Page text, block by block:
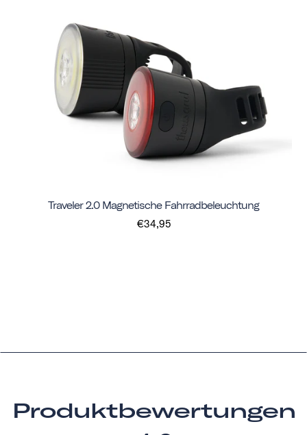
Traveler 2.0 Magnetische Fahrradbeleuchtung
€34,95
Produktbewertungen